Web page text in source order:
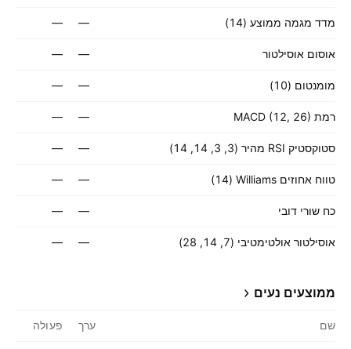
מדד מגמה ממוצע (14) —
—
אוסום אוסילטור —
—
מומנטום (10) —
—
רמת MACD (12, 26) —
—
סטוקסטיק RSI מהיר (3, 3, 14, 14) —
—
טווח אחוזים Williams ‏(14) —
—
כח שורי דובי —
—
אוסילטור אולטימטיבי (7, 14, 28) —
—
ממוצעים נעים
שם ערך פעולה